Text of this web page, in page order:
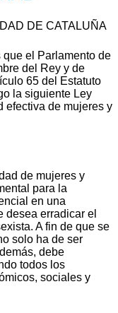
DE CATALUÑA
el Parlamento de
del Rey y de
65 del Estatuto
la siguiente Ley
efectiva de mujeres y
de mujeres y
para la
en una
desea erradicar el
A fin de que se
solo ha de ser
debe
todos los
sociales y